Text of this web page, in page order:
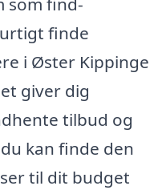
finde
i Øster Kippinge
giver dig
tilbud og
kan finde den
til dit budget